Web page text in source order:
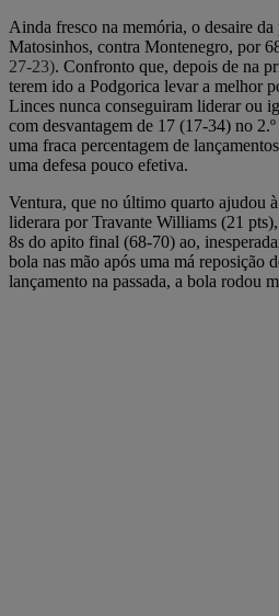
Ainda fresco na memória, o desaire da
Matosinhos, contra Montenegro, por
27-23). Confronto que, depois de na
terem ido a Podgorica levar a melhor
Linces nunca conseguiram liderar ou
com desvantagem de 17 (17-34) no
uma fraca percentagem de
uma defesa pouco efetiva.
Ventura, que no último quarto ajudou
liderara por Travante Williams (21
8s do apito final (68-70) ao,
bola nas mão após uma má reposição
lançamento na passada, a bola rodou